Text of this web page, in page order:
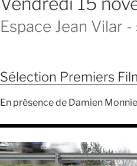
Espace Jean Vilar -
Sélection Premiers
En présence de Damien